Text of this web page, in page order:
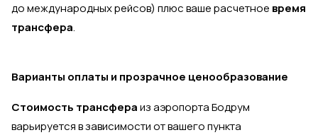
до международных рейсов) плюс ваше расчетное время
трансфера.
Варианты оплаты и прозрачное ценообразование
Стоимость трансфераиз аэропорта Бодрум
варьируется в зависимости от вашего пункта